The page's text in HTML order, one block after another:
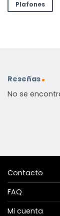
Plafones
Reseñas
No se
Contacto
FAQ
Mi cuenta